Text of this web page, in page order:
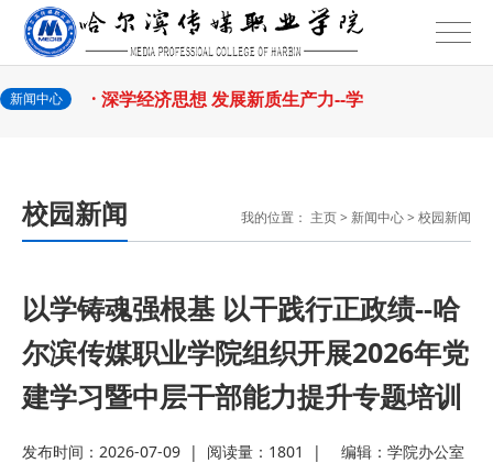
新闻中心
观学习教育 2026-07-31
· 我省举办第十一届黑龙江省高校辅
师教学创新 2026-07-25
· 教育部2026年“宏志助航计划”师资
—— 哈 2026-07-24
· 锚定目标谋新篇 巾帼聚力启新程
—— 哈 2026-07-23
· 强化政治担当 锤炼过硬本领--哈尔
校园新闻 我的位置： 主页> 新闻中心> 校园新闻
以学铸魂强根基 以干践行正政绩--哈
尔滨传媒职业学院组织开展2026年党
建学习暨中层干部能力提升专题培训
发布时间：2026-07-09 | 阅读量：1801 | 编辑： 学院办公室